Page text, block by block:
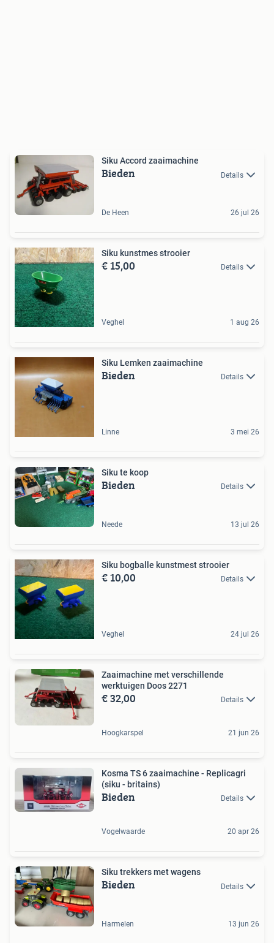
Siku Accord zaaimachine
Bieden Details
De Heen 26 jul 26
Siku kunstmes strooier
€ 15,00 Details
Veghel 1 aug 26
Siku Lemken zaaimachine
Bieden Details
Linne 3 mei 26
Siku te koop
Bieden Details
Neede 13 jul 26
Siku bogballe kunstmest strooier
€ 10,00 Details
Veghel 24 jul 26
Zaaimachine met verschillende
werktuigen Doos 2271
€ 32,00 Details
Hoogkarspel 21 jun 26
Kosma TS 6 zaaimachine - Replicagri
(siku - britains)
Bieden Details
Vogelwaarde 20 apr 26
Siku trekkers met wagens
Bieden Details
Harmelen 13 jun 26